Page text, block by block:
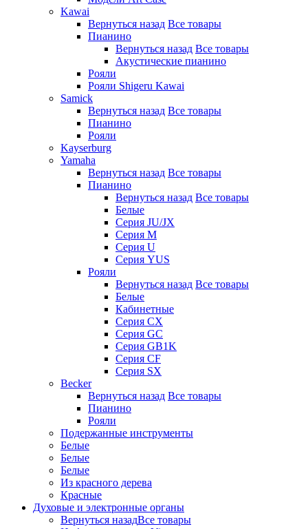
Kawai
Вернуться назад Все товары
Пианино
Вернуться назад Все товары
Акустические пианино
Рояли
Рояли Shigeru Kawai
Samick
Вернуться назад Все товары
Пианино
Рояли
Kayserburg
Yamaha
Вернуться назад Все товары
Пианино
Вернуться назад Все товары
Белые
Серия JU/JX
Серия M
Серия U
Серия YUS
Рояли
Вернуться назад Все товары
Белые
Кабинетные
Серия CX
Серия GC
Серия GB1K
Серия CF
Серия SX
Becker
Вернуться назад Все товары
Пианино
Рояли
Подержанные инструменты
Белые
Белые
Белые
Из красного дерева
Красные
Духовые и электронные органы
Вернуться назадВсе товары